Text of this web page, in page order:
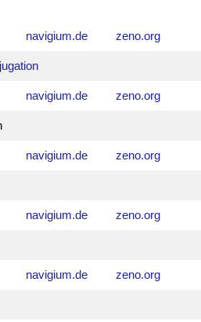
navigium.de zeno.org
navigium.de zeno.org
navigium.de zeno.org
navigium.de zeno.org
navigium.de zeno.org